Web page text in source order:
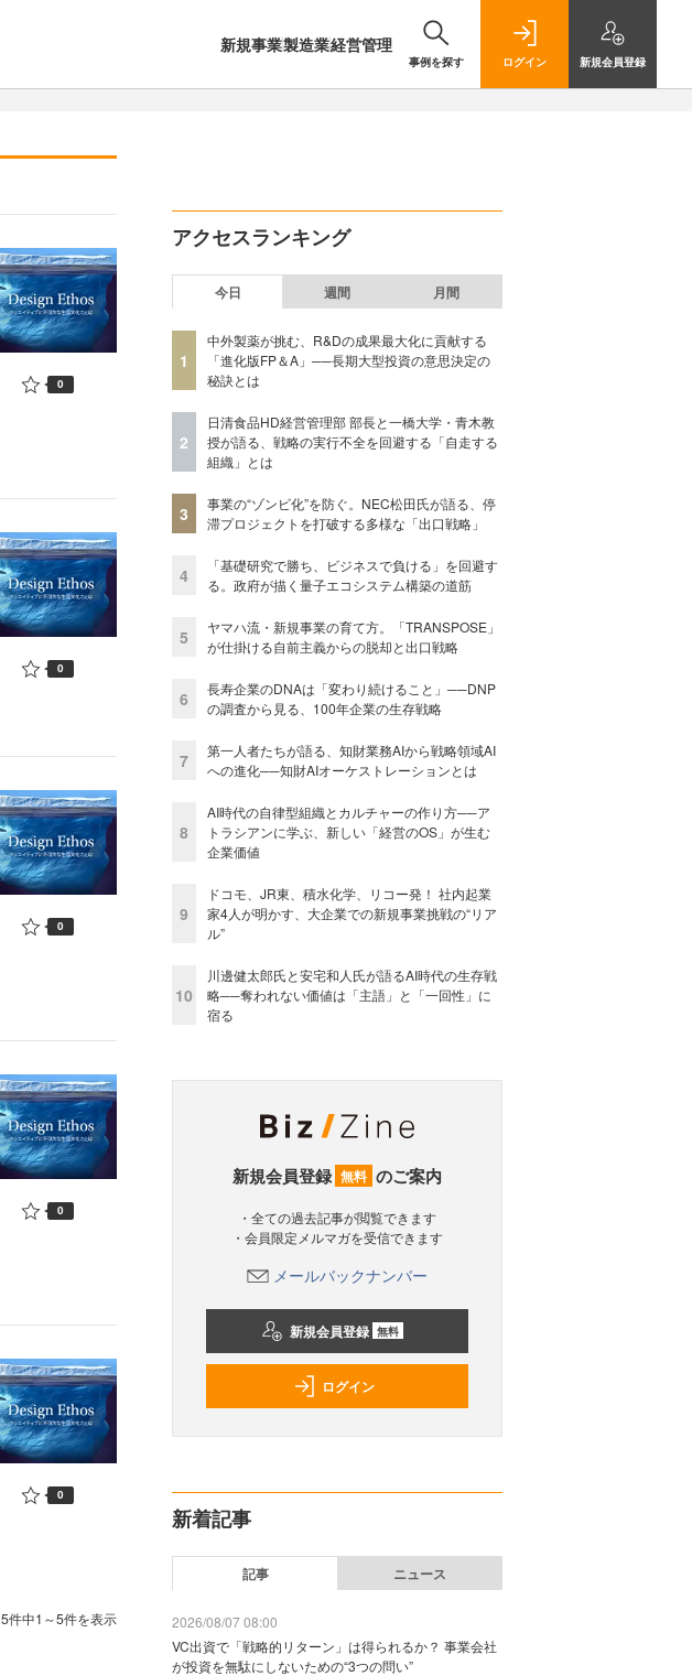
新規事業製造業経営管理
事例を探す ログイン 新規会員登録
0
0
0
0
0
5件中1～5件を表示
アクセスランキング
今日 週間 月間
1
中外製薬が挑む、R&Dの成果最大化に貢献する
「進化版FP＆A」──長期大型投資の意思決定の
秘訣とは
2
日清食品HD経営管理部 部長と一橋大学・青木教
授が語る、戦略の実行不全を回避する「自走する
組織」とは
3
事業の“ゾンビ化”を防ぐ。NEC松田氏が語る、停
滞プロジェクトを打破する多様な「出口戦略」
4
「基礎研究で勝ち、ビジネスで負ける」を回避す
る。政府が描く量子エコシステム構築の道筋
5
ヤマハ流・新規事業の育て方。「TRANSPOSE」
が仕掛ける自前主義からの脱却と出口戦略
6
長寿企業のDNAは「変わり続けること」──DNP
の調査から見る、100年企業の生存戦略
7
第一人者たちが語る、知財業務AIから戦略領域AI
への進化──知財AIオーケストレーションとは
8
AI時代の自律型組織とカルチャーの作り方──ア
トラシアンに学ぶ、新しい「経営のOS」が生む
企業価値
9
ドコモ、JR東、積水化学、リコー発！ 社内起業
家4人が明かす、大企業での新規事業挑戦の“リア
ル”
10
川邊健太郎氏と安宅和人氏が語るAI時代の生存戦
略──奪われない価値は「主語」と「一回性」に
宿る
新規会員登録 無料 のご案内
・全ての過去記事が閲覧できます
・会員限定メルマガを受信できます
メールバックナンバー
新規会員登録 無料
ログイン
新着記事
記事 ニュース
2026/08/07 08:00
VC出資で「戦略的リターン」は得られるか？ 事業会社
が投資を無駄にしないための“3つの問い”